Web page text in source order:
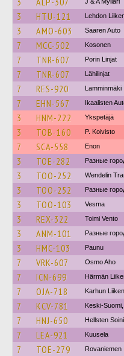
3 HTU-121 Lehdon
3 AMO-603 Saaren Auto
7 MCC-502 Kosonen
7 TNR-607 Porin Linjat
7 TNR-607 Lähilinjat
7 RES-920 Lamminmäki
7 EHN-567 Ikaalisten
3 HNM-222 Ykspetäjä
3 TOB-160 P. Koivisto
7 SCA-558 Enon
3 TOE-282 Разные
3 TOO-252 Wendelin
3 TOO-252 Разные
3 TOO-103 Vesma
3 REX-322 Toimi Vento
3 ANM-101 Разные
3 HMC-103 Paunu
7 VRK-607 Osmo Aho
7 ICN-699 Härmän
7 OJA-718 Karhun
7 KCV-781 Keski-
7 HNJ-650 Hellsten Soini
7 LEA-921 Kuusela
7 TOE-279 Rovaniemen